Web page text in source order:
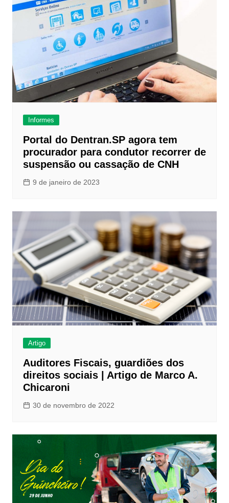
Informes
Portal do Dentran.SP agora tem
procurador para condutor recorrer de
suspensão ou cassação de CNH
9 de janeiro de 2023
Artigo
Auditores Fiscais, guardiões dos
direitos sociais | Artigo de Marco A.
Chicaroni
30 de novembro de 2022